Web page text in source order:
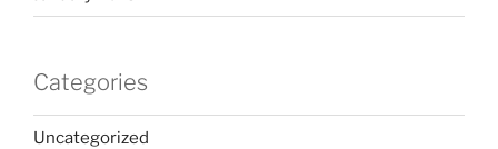
Categories
Uncategorized